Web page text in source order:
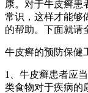
康。对于牛皮癣患
常识，这样才能够
的帮助。下面就请
牛皮癣的预防保健
1、牛皮癣患者应
类食物对于疾病的